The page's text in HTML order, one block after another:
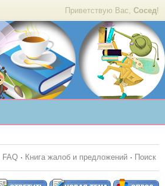
Приветствую Вас, Сосед!
FAQ · Книга жалоб и предложений · Поиск